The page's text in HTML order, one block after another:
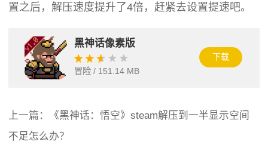
置之后，解压速度提升了4倍，赶紧去设置提速吧。
黑神话像素版
冒险 / 151.14 MB
下载
上一篇：《黑神话：悟空》steam解压到一半显示空间
不足怎么办？